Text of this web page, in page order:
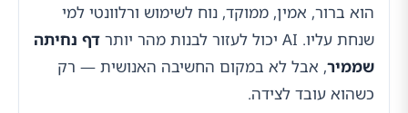
הוא ברור, אמין, ממוקד, נוח לשימוש ורלוונטי למי
שנחת עליו. AI יכול לעזור לבנות מהר יותר
דף נחיתה
שממיר, אבל לא במקום החשיבה האנושית — רק
כשהוא עובד לצידה.